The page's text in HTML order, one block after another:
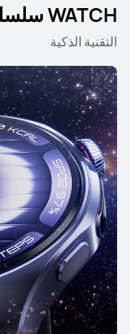
WATCH سلسلة
التقنية الذكية